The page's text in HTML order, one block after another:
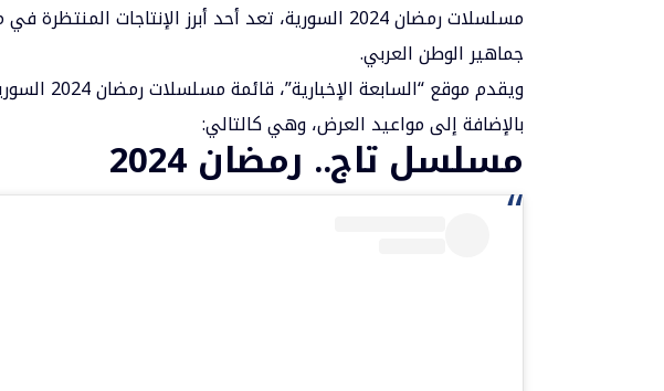
مسلسلات رمضان 2024 السورية، تعد أحد أبرز
جماهير الوطن العربي.
ويقدم موقع
بالإضافة إلى مواعيد العرض، وهي كالتالي:
مسلسل تاج.. رمضان 2024